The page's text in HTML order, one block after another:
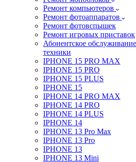
Ремонт компьютеров
Ремонт фотоаппаратов
Ремонт фотовспышек
Ремонт игровых приставок
Абонентское
техники
IPHONE 15 PRO MAX
IPHONE 15 PRO
IPHONE 15 PLUS
IPHONE 15
IPHONE 14 PRO MAX
IPHONE 14 PRO
IPHONE 14 PLUS
IPHONE 14
IPHONE 13 Pro Max
IPHONE 13 Pro
IPHONE 13
IPHONE 13 Mini